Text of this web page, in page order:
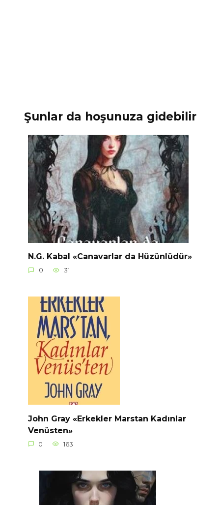
Şunlar da hoşunuza gidebilir
N.G. Kabal «Canavarlar da Hüzünlüdür»
0 31
John Gray «Erkekler Marstan Kadınlar
Venüsten»
0 163